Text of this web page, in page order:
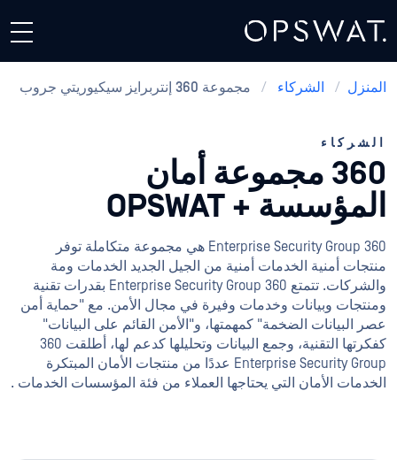
المنزل / الشركاء / مجموعة 360 إنتربرايز سيكيوريتي جروب
الشركاء
360 مجموعة أمان
المؤسسة + OPSWAT
360 Enterprise Security Group هي مجموعة متكاملة توفر
منتجات أمنية الخدمات أمنية من الجيل الجديد الخدمات ومة
والشركات. تتمتع 360 Enterprise Security Group بقدرات تقنية
ومنتجات وبيانات وخدمات وفيرة في مجال الأمن. مع "حماية أمن
عصر البيانات الضخمة" كمهمتها، و"الأمن القائم على البيانات"
كفكرتها التقنية، وجمع البيانات وتحليلها كدعم لها، أطلقت 360
Enterprise Security Group عددًا من منتجات الأمان المبتكرة
الخدمات الأمان التي يحتاجها العملاء من فئة المؤسسات الخدمات .